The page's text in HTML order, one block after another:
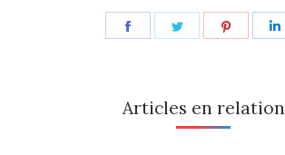
Articles en relation